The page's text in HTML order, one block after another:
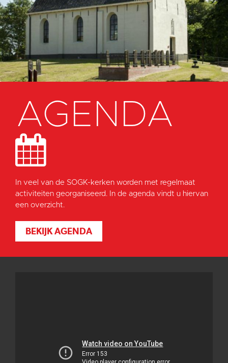
AGENDA
In veel van de SOGK-kerken worden met regelmaat
activiteiten georganiseerd. In de agenda vindt u hiervan
een overzicht.
BEKIJK AGENDA